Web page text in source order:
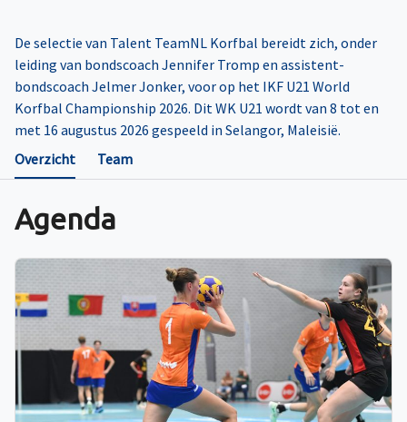
De selectie van Talent TeamNL Korfbal bereidt zich, onder
leiding van bondscoach Jennifer Tromp en assistent-
bondscoach Jelmer Jonker, voor op het IKF U21 World
Korfbal Championship 2026. Dit WK U21 wordt van 8 tot en
met 16 augustus 2026 gespeeld in Selangor, Maleisië.
Overzicht
Team
Agenda